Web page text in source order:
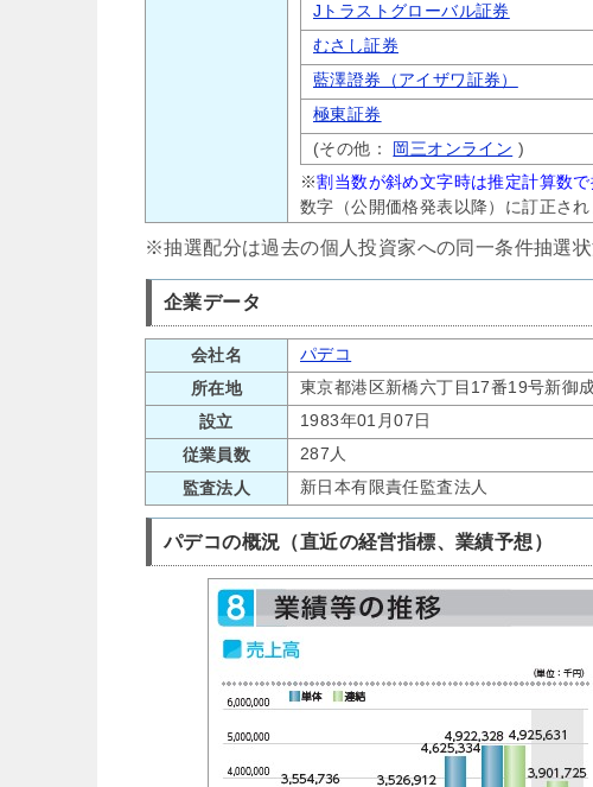
Jトラストグローバル証券
むさし証券
藍澤證券（アイザワ証券）
極東証券
(その他： 岡三オンライン )
※割当数が斜め文字時は推定計算数
数字（公開価格発表以降）に訂正さ
※抽選配分は過去の個人投資家への同一条件抽選
企業データ
会社名
パデコ
所在地
東京都港区新橋六丁目17番19号新御
設立
1983年01月07日
従業員数
287人
監査法人
新日本有限責任監査法人
パデコの概況（直近の経営指標、業績予想）